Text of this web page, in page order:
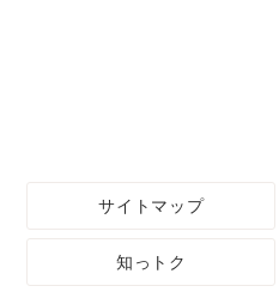
サイトマップ
知っトク